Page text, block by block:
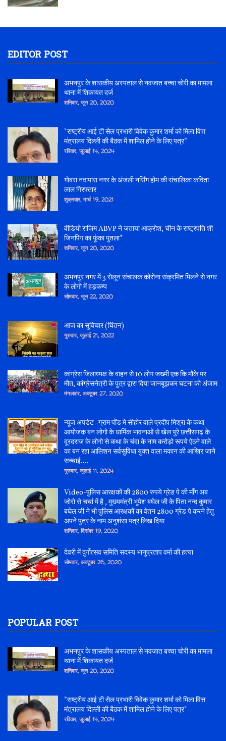
EDITOR POST
अभनपुर के शासकीय अस्पताल से नवजात बच्चा चोरी का मामला
थाना में शिकायत दर्ज
शनिवार, जून 20, 2020
*राष्ट्रीय आई टी सेल प्रभारी विवेक कुमार शर्मा को मिला वित्त
मंत्रालय दिल्ली की बैठक में शामिल होने के लिए पत्र*
रविवार, जुलाई 14, 2024
गोबरा नवापारा नगर के अंजली नर्सिंग होम की संचालिका कविता
लाल गिरफ्तार
शुक्रवार, मार्च 19, 2021
वीडियो राजिम ABVP ने जताया आक्रोश, चीन के राष्ट्रपति शी
जिनपिंग का फूंका पुतला*
शनिवार, जून 20, 2020
अभनपुर नगर में 3 सेलून संचालक कोरोना संक्रमित मिलने से नगर
के लोगो में हड़कम्प
सोमवार, जून 22, 2020
आज का सुविचार (चिंतन)
गुरुवार, जुलाई 21, 2022
कांग्रेस जिलाध्यक्ष के वाहन से 10 लोग जख्मी एक कि मौके पर
मौत, कांग्रेसनेत्री के पुत्र द्वारा दिया जानबूझकर घटना को अंजाम
मंगलवार, अक्टूबर 27, 2020
न्यूज अपडेट -ग्राम पोंड मे सीहोर वाले प्रदीप मिश्रा के कथा
आयोजक बन लोगो के धार्मिक भावनाओं से खेल पुरे छत्तीसगढ़ के
दूरदराज के लोगो से कथा के चंदा के नाम करोड़ो रूपये ऐठने वाले
का बन रहा आलिशन सर्वसुविधा युक्त वाला मकान की आखिर जाने
सच्चाई....
गुरुवार, जुलाई 11, 2024
Video-पुलिस आरक्षकों की 2800 रुपये ग्रेड पे की माँग अब
जोरो से चर्चा में है , मुख्यमंत्री भूपेश बघेल जी के पिता नन्द कुमार
बघेल जी ने भी पुलिस आरक्षकों का वेतन 2800 ग्रेड पे करने हेतु
अपने पुत्र के नाम अनुशंसा पत्र लिख दिया
शनिवार, दिसंबर 19, 2020
देवरी में दुर्गोत्सव समिति सदस्य भानुप्रताप वर्मा की हत्या
सोमवार, अक्टूबर 26, 2020
POPULAR POST
अभनपुर के शासकीय अस्पताल से नवजात बच्चा चोरी का मामला
थाना में शिकायत दर्ज
शनिवार, जून 20, 2020
*राष्ट्रीय आई टी सेल प्रभारी विवेक कुमार शर्मा को मिला वित्त
मंत्रालय दिल्ली की बैठक में शामिल होने के लिए पत्र*
रविवार, जुलाई 14, 2024